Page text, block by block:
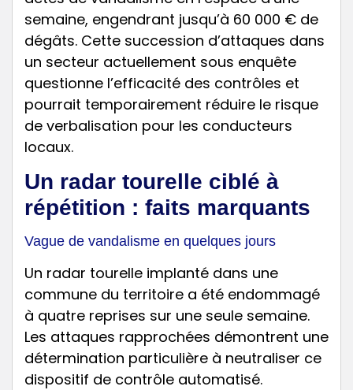
semaine, engendrant jusqu’à 60 000 € de
dégâts. Cette succession d’attaques dans
un secteur actuellement sous enquête
questionne l’efficacité des contrôles et
pourrait temporairement réduire le risque
de verbalisation pour les conducteurs
locaux.
Un radar tourelle ciblé à
répétition : faits marquants
Vague de vandalisme en quelques jours
Un radar tourelle implanté dans une
commune du territoire a été endommagé
à quatre reprises sur une seule semaine.
Les attaques rapprochées démontrent une
détermination particulière à neutraliser ce
dispositif de contrôle automatisé.